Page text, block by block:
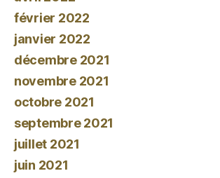
février 2022
janvier 2022
décembre 2021
novembre 2021
octobre 2021
septembre 2021
juillet 2021
juin 2021